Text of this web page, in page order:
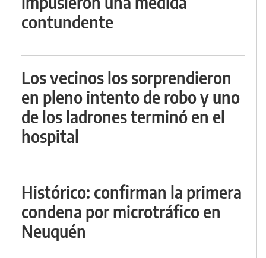
contundente
Los vecinos los sorprendieron
en pleno intento de robo y uno
de los ladrones terminó en el
hospital
Histórico: confirman la primera
condena por microtráfico en
Neuquén